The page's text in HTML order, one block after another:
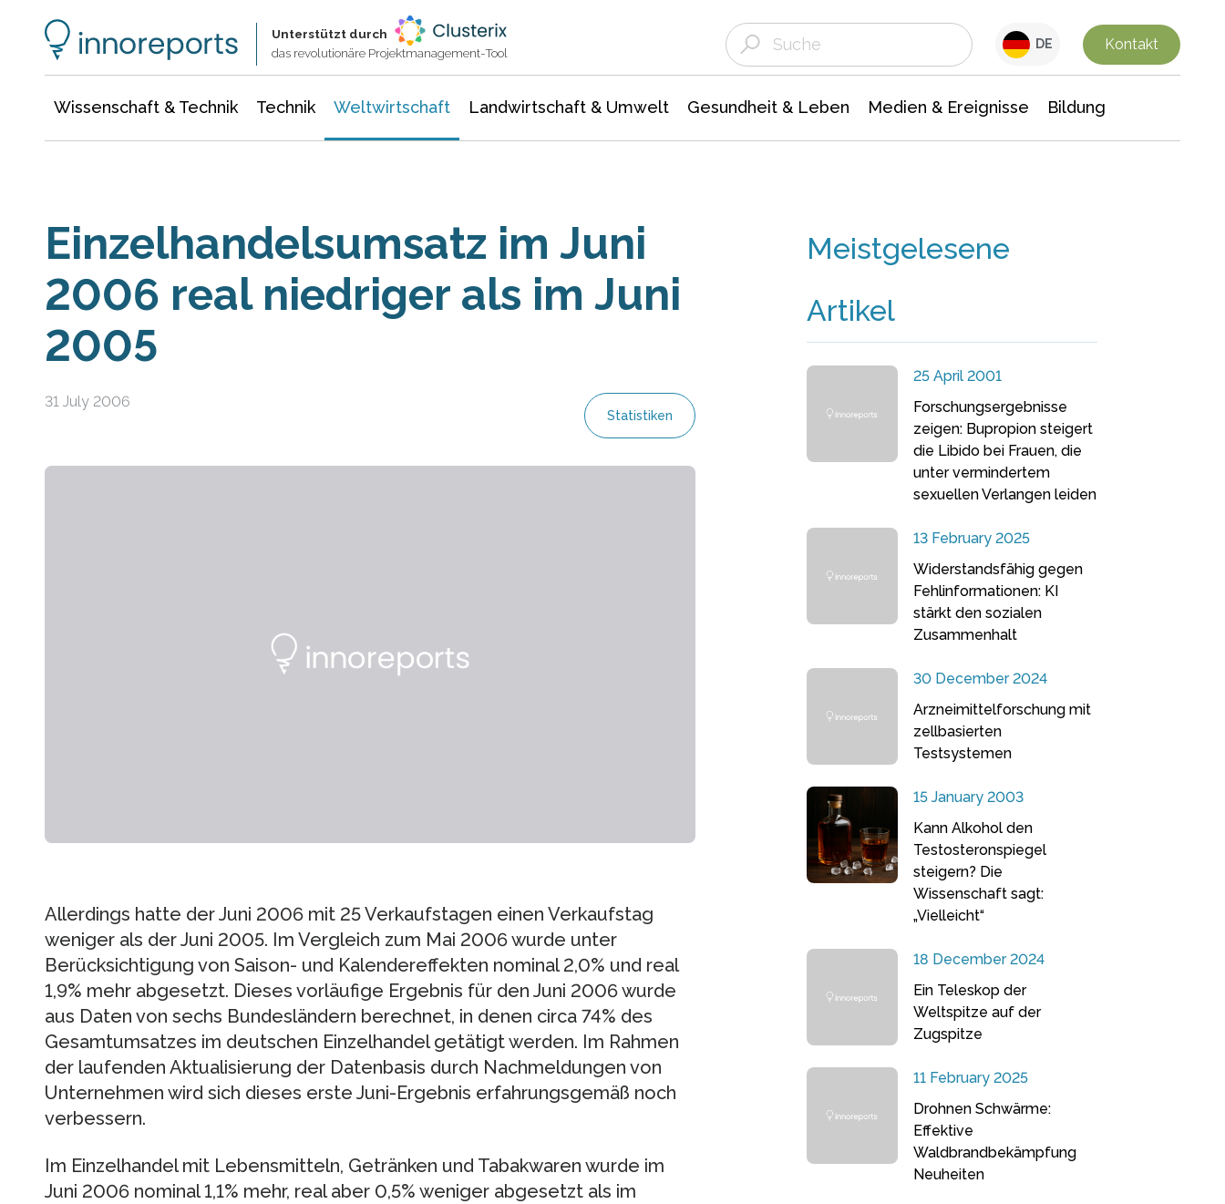
Unterstützt durch
das revolutionäre Projektmanagement-Tool
DE Kontakt
Wissenschaft & Technik Technik Weltwirtschaft Landwirtschaft & Umwelt Gesundheit & Leben Medien & Ereignisse Bildung
Einzelhandelsumsatz im Juni
2006 real niedriger als im Juni
2005
31 July 2006
Statistiken
Allerdings hatte der Juni 2006 mit 25 Verkaufstagen einen Verkaufstag
weniger als der Juni 2005. Im Vergleich zum Mai 2006 wurde unter
Berücksichtigung von Saison- und Kalendereffekten nominal 2,0% und real
1,9% mehr abgesetzt. Dieses vorläufige Ergebnis für den Juni 2006 wurde
aus Daten von sechs Bundesländern berechnet, in denen circa 74% des
Gesamtumsatzes im deutschen Einzelhandel getätigt werden. Im Rahmen
der laufenden Aktualisierung der Datenbasis durch Nachmeldungen von
Unternehmen wird sich dieses erste Juni-Ergebnis erfahrungsgemäß noch
verbessern.
Im Einzelhandel mit Lebensmitteln, Getränken und Tabakwaren wurde im
Juni 2006 nominal 1,1% mehr, real aber 0,5% weniger abgesetzt als im
Meistgelesene
Artikel
25 April 2001
Forschungsergebnisse
zeigen: Bupropion steigert
die Libido bei Frauen, die
unter vermindertem
sexuellen Verlangen leiden
13 February 2025
Widerstandsfähig gegen
Fehlinformationen: KI
stärkt den sozialen
Zusammenhalt
30 December 2024
Arzneimittelforschung mit
zellbasierten
Testsystemen
15 January 2003
Kann Alkohol den
Testosteronspiegel
steigern? Die
Wissenschaft sagt:
„Vielleicht“
18 December 2024
Ein Teleskop der
Weltspitze auf der
Zugspitze
11 February 2025
Drohnen Schwärme:
Effektive
Waldbrandbekämpfung
Neuheiten